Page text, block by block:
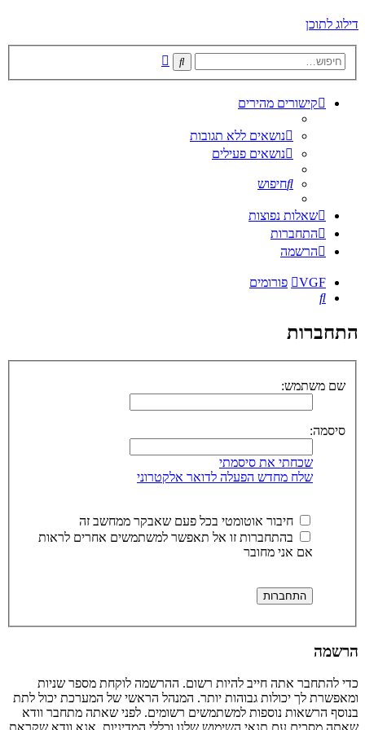
דילוג לתוכן
חיפוש
קישורים מהירים
נושאים ללא תגובות
נושאים פעילים
חיפוש
שאלות נפוצות
התחברות
הרשמה
VGF
פורומים
חיפוש
התחברות
שם משתמש:
סיסמה:
שכחתי את סיסמתי
שלח מחדש הפעלה לדואר אלקטרוני
חיבור אוטומטי בכל פעם שאבקר ממחשב זה
בהתחברות זו אל תאפשר למשתמשים אחרים לראות
אם אני מחובר
הרשמה
כדי להתחבר אתה חייב להיות רשום. ההרשמה לוקחת מספר שניות
ומאפשרת לך יכולות גבוהות יותר. המנהל הראשי של המערכת יכול לתת
בנוסף הרשאות נוספות למשתמשים רשומים. לפני שאתה מתחבר וודא
שאתה מסכים עם תנאי השימוש שלנו וכללי המדיניות. אנא וודא שקראת